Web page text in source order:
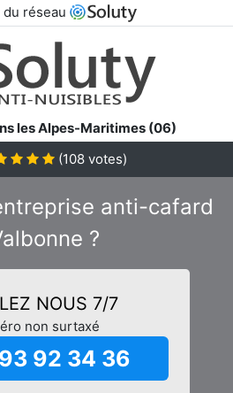
réseau
les Alpes-Maritimes (06)
(108 votes)
anti-cafard
?
NOUS 7/7
non surtaxé
92 34 36